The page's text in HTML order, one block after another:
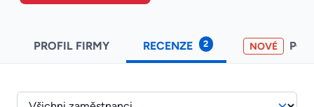
PROFIL FIRMY RECENZE 2 NOVÉ